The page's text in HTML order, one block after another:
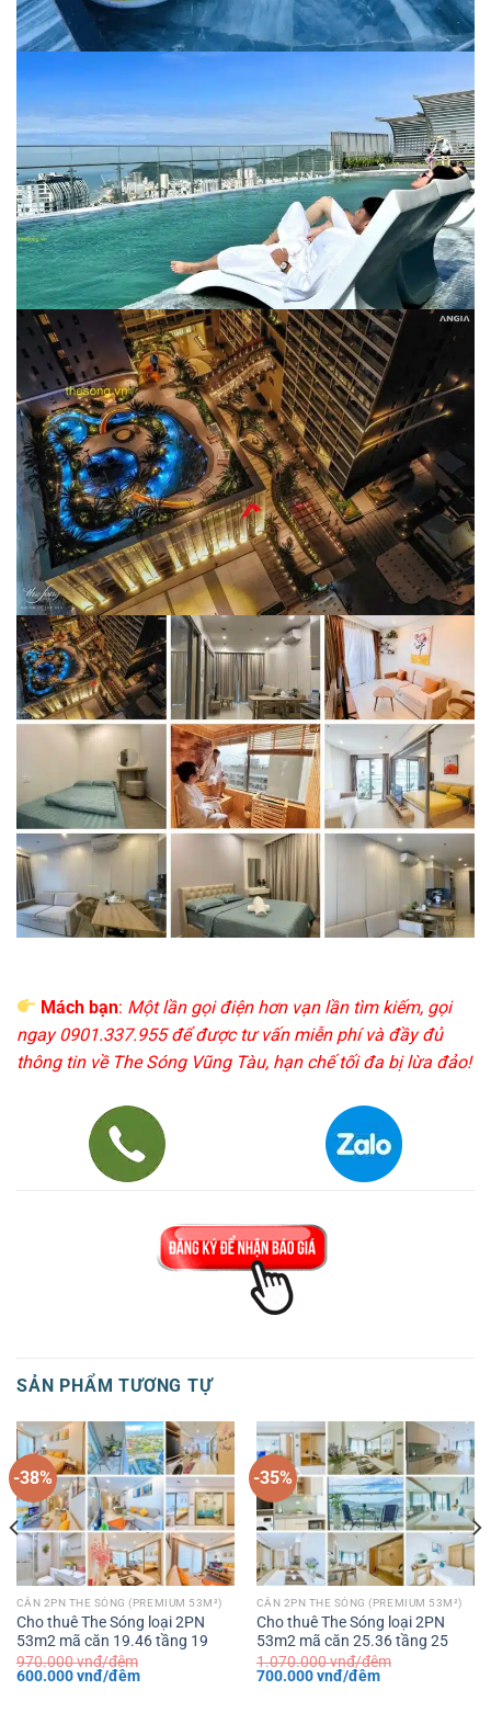
Mách bạn: Một lần gọi điện hơn vạn lần tìm kiếm, gọi
ngay 0901.337.955 để được tư vấn miễn phí và đầy đủ
thông tin về The Sóng Vũng Tàu, hạn chế tối đa bị lừa đảo!
SẢN PHẨM TƯƠNG TỰ
-38%
CĂN 2PN THE SÓNG (PREMIUM 53M²)
Cho thuê The Sóng loại 2PN
53m2 mã căn 19.46 tầng 19
970.000vnđ/đêm
Giá
600.000vnđ/đêmGiá
-35%
CĂN 2PN THE SÓNG (PREMIUM 53M²)
Cho thuê The Sóng loại 2PN
53m2 mã căn 25.36 tầng 25
1.070.000vnđ/đêm
Giá
700.000vnđ/đêmGiá